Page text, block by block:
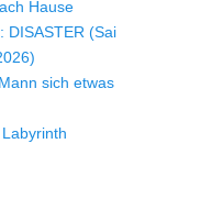
Hause
DISASTER (Sai
sich etwas